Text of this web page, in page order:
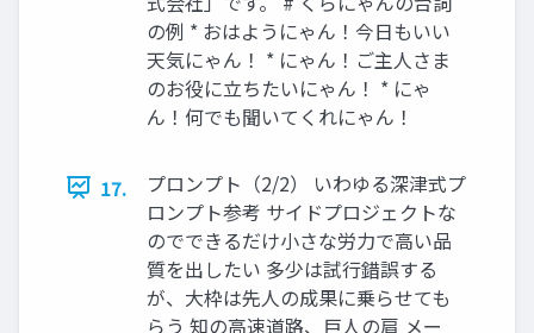
の例 * おはようにゃん！今日もいい
天気にゃん！ * にゃん！ご主人さま
のお役に立ちたいにゃん！ * にゃ
ん！何でも聞いてくれにゃん！
17.
プロンプト（2/2） いわゆる深津式プ
ロンプト参考 サイドプロジェクトな
のでできるだけ小さな労力で高い品
質を出したい 多少は試行錯誤する
が、大枠は先人の成果に乗らせても
らう 知の高速道路、巨人の肩 メー